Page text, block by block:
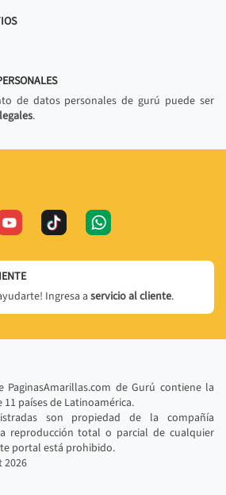
de datos personales de gurú puede ser
.
Ingresa a servicio al cliente.
de Gurú contiene la
países de Latinoamérica.
son propiedad de la compañía
reproducción total o parcial de cualquier
portal está prohibido.
2026